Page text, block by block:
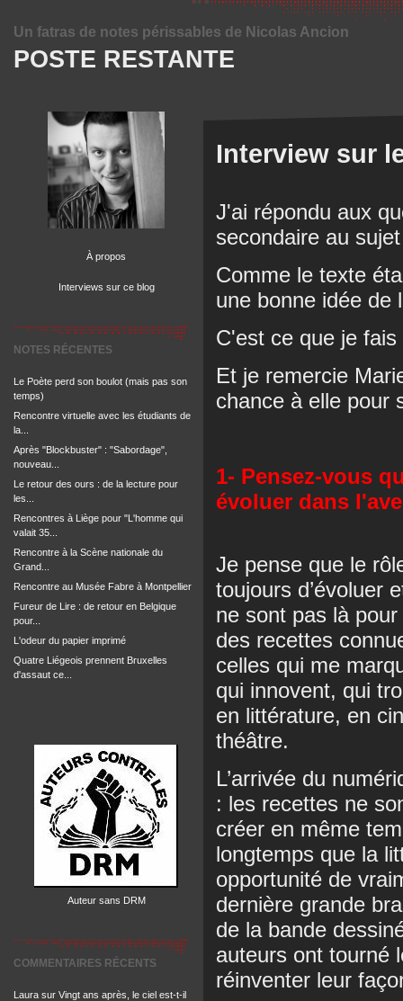
POSTE RESTANTE
Un fatras de notes périssables de Nicolas Ancion
À propos
Interviews sur ce blog
NOTES RÉCENTES
Le Poète perd son boulot (mais pas son
temps)
Rencontre virtuelle avec les étudiants de
la...
Après "Blockbuster" : "Sabordage",
nouveau...
Le retour des ours : de la lecture pour
les...
Rencontres à Liège pour "L'homme qui
valait 35...
Rencontre à la Scène nationale du
Grand...
Rencontre au Musée Fabre à Montpellier
Fureur de Lire : de retour en Belgique
pour...
L'odeur du papier imprimé
Quatre Liégeois prennent Bruxelles
d'assaut ce...
Auteur sans DRM
COMMENTAIRES RÉCENTS
Laura sur Vingt ans après, le ciel est-t-il
Interview sur
J'ai répondu aux
secondaire au
Comme le texte
une bonne idée de
C'est ce que je fais
Et je remercie
chance à elle pour
1- Pensez-vous
évoluer dans
Je pense que le
toujours d’évoluer
ne sont pas là
des recettes
celles qui me
qui innovent, qui
en littérature, en
théâtre.
L’arrivée du
: les recettes ne
créer en même
longtemps que la
opportunité de
dernière grande
de la bande
auteurs ont tourné
réinventer leur